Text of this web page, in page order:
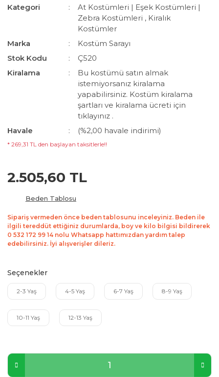
Kategori
At Kostümleri | Eşek Kostümleri |
Zebra Kostümleri , Kiralık
Kostümler
Marka
Kostüm Sarayı
Stok Kodu
Ç520
Kiralama
Bu kostümü satın almak
istemiyorsanız kiralama
yapabilirsiniz. Kostüm kiralama
şartları ve kiralama ücreti için
tıklayınız .
Havale
(%2,00 havale indirimi)
* 269,31 TL den başlayan taksitlerle!!
2.505,60 TL
Beden Tablosu
Sipariş vermeden önce beden tablosunu inceleyiniz. Beden ile
ilgili tereddüt ettiğiniz durumlarda, boy ve kilo bilgisi bildirerek
0 532 172 99 14 nolu Whatsapp hattımızdan yardım talep
edebilirsiniz. İyi alışverişler dileriz.
Seçenekler
2-3 Yaş 4-5 Yaş 6-7 Yaş 8-9 Yaş
10-11 Yaş 12-13 Yaş